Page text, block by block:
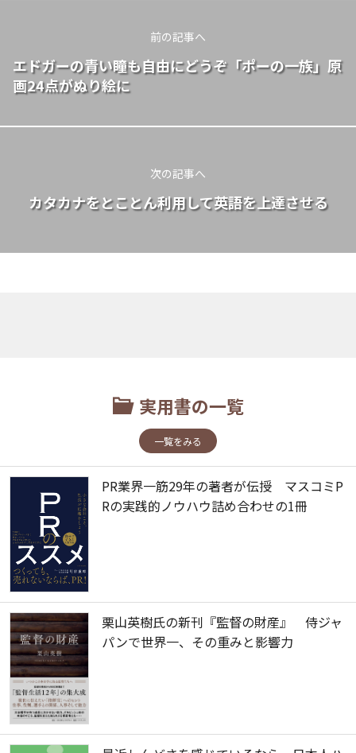
前の記事へ
エドガーの青い瞳も自由にどうぞ「ポーの一族」原
画24点がぬり絵に
次の記事へ
カタカナをとことん利用して英語を上達させる
実用書の一覧
一覧をみる
PR業界一筋29年の著者が伝授 マスコミP
Rの実践的ノウハウ詰め合わせの1冊
栗山英樹氏の新刊『監督の財産』 侍ジャ
パンで世界一、その重みと影響力